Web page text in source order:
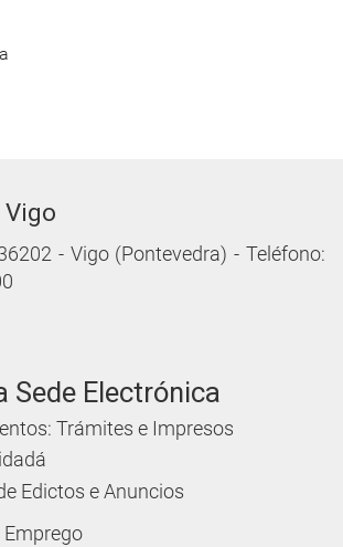
- Vigo (Pontevedra) - Teléfono:
Sede Electrónica
Trámites e Impresos
Edictos e Anuncios
Emprego